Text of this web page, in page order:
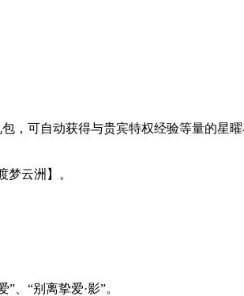
，可自动获得与贵宾特权经验等量的星
云洲】。
、“别离挚爱·影”。